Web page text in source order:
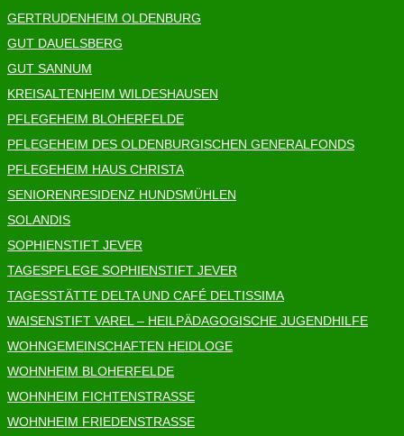
GERTRUDENHEIM OLDENBURG
GUT DAUELSBERG
GUT SANNUM
KREISALTENHEIM WILDESHAUSEN
PFLEGEHEIM BLOHERFELDE
PFLEGEHEIM DES OLDENBURGISCHEN GENERALFONDS
PFLEGEHEIM HAUS CHRISTA
SENIORENRESIDENZ HUNDSMÜHLEN
SOLANDIS
SOPHIENSTIFT JEVER
TAGESPFLEGE SOPHIENSTIFT JEVER
TAGESSTÄTTE DELTA UND CAFÉ DELTISSIMA
WAISENSTIFT VAREL – HEILPÄDAGOGISCHE JUGENDHILFE
WOHNGEMEINSCHAFTEN HEIDLOGE
WOHNHEIM BLOHERFELDE
WOHNHEIM FICHTENSTRASSE
WOHNHEIM FRIEDENSTRASSE